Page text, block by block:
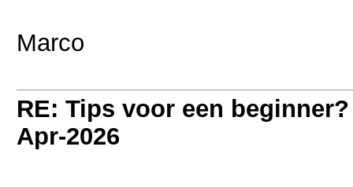
Marco
RE: Tips voor een
Apr-2026